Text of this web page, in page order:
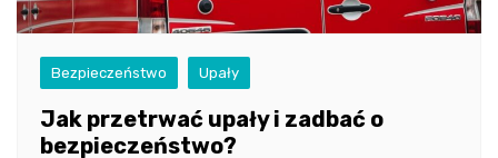
Bezpieczeństwo Upały
Jak przetrwać upały i zadbać o
bezpieczeństwo?